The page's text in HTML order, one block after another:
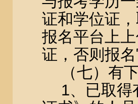
证和学位证
报名平台上
证，否则报
（七）有
1、已取